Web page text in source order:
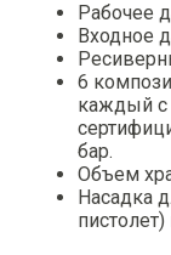
Рабочее
Входное
6
каждый
бар.
Объем
Насадка